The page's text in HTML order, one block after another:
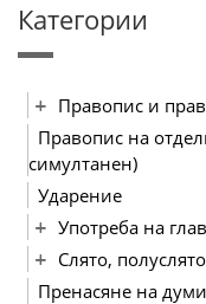
Категории
Правопис и
Правопис на
симултанен)
Ударение
Употреба на
Слято,
Пренасяне на